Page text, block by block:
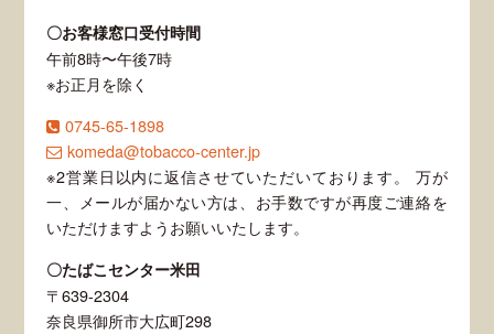
〇お客様窓口受付時間
午前8時〜午後7時
※お正月を除く
0745-65-1898
komeda@tobacco-center.jp
※2営業日以内に返信させていただいております。 万が
一、メールが届かない方は、お手数ですが再度ご連絡を
いただけますようお願いいたします。
〇たばこセンター米田
〒639-2304
奈良県御所市大広町298